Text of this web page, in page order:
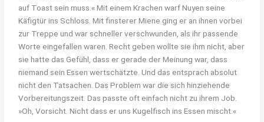
auf Toast sein muss.« Mit einem Krachen warf Nuyen seine
Käfigtür ins Schloss. Mit finsterer Miene ging er an ihnen vorbei
zur Treppe und war schneller verschwunden, als ihr passende
Worte eingefallen waren. Recht geben wollte sie ihm nicht, aber
sie hatte das Gefühl, dass er gerade der Meinung war, dass
niemand sein Essen wertschätzte. Und das entsprach absolut
nicht den Tatsachen. Das Problem war die sich hinziehende
Vorbereitungszeit. Das passte oft einfach nicht zu ihrem Job.
»Oh, Vorsicht. Nicht dass er uns Kugelfisch ins Essen mischt.«